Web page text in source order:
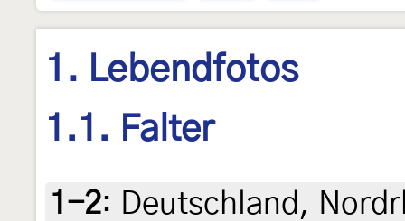
1. Lebendfotos
1.1. Falter
1-2: Deutschland,